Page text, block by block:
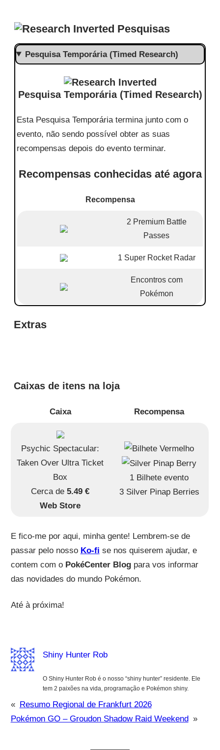
Pesquisas
Pesquisa Temporária (Timed Research)
Pesquisa Temporária (Timed Research)
Esta Pesquisa Temporária termina junto com o
evento, não sendo possível obter as suas
recompensas depois do evento terminar.
Recompensas conhecidas até agora
Recompensa
2 Premium Battle
Passes
1 Super Rocket Radar
Encontros com
Pokémon
Extras
Caixas de itens na loja
Caixa Recompensa
Psychic Spectacular:
Taken Over Ultra Ticket
Box
Cerca de5.49 €
Web Store
1 Bilhete evento
3 Silver Pinap Berries
E fico-me por aqui, minha gente! Lembrem-se de
passar pelo nosso Ko-fi se nos quiserem ajudar, e
contem com o PokéCenter Blogpara vos informar
das novidades do mundo Pokémon.
Até à próxima!
Shiny Hunter Rob
O Shiny Hunter Rob é o nosso “shiny hunter” residente. Ele
tem 2 paixões na vida, programação e Pokémon shiny.
« Resumo Regional de Frankfurt 2026
Pokémon GO – Groudon Shadow Raid Weekend »